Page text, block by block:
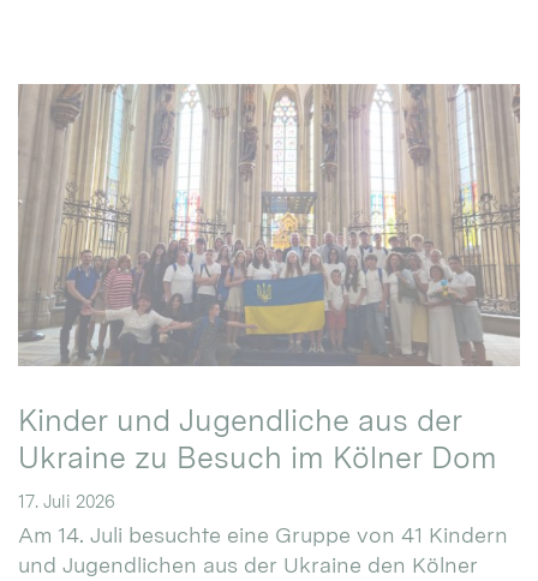
Kinder und Jugendliche aus der
Ukraine zu Besuch im Kölner Dom
17. Juli 2026
Am 14. Juli besuchte eine Gruppe von 41 Kindern
und Jugendlichen aus der Ukraine den Kölner